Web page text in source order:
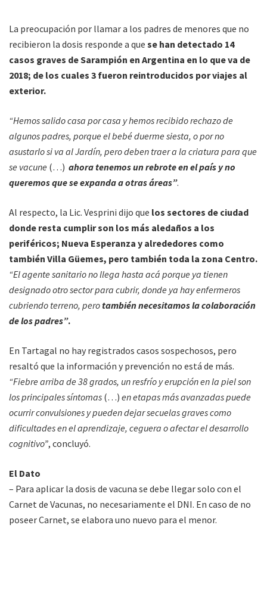
La preocupación por llamar a los padres de menores que no
recibieron la dosis responde a que se han detectado 14
casos graves de Sarampión en Argentina en lo que va de
2018; de los cuales 3 fueron reintroducidos por viajes al
exterior.
“Hemos salido casa por casa y hemos recibido rechazo de
algunos padres, porque el bebé duerme siesta, o por no
asustarlo si va al Jardín, pero deben traer a la criatura para que
se vacune (…) ahora tenemos un rebrote en el país y no
queremos que se expanda a otras áreas”.
Al respecto, la Lic. Vesprini dijo que los sectores de ciudad
donde resta cumplir son los más aledaños a los
periféricos; Nueva Esperanza y alrededores como
también Villa Güemes, pero también toda la zona Centro.
“El agente sanitario no llega hasta acá porque ya tienen
designado otro sector para cubrir, donde ya hay enfermeros
cubriendo terreno, perotambién necesitamos la colaboración
de los padres”.
En Tartagal no hay registrados casos sospechosos, pero
resaltó que la información y prevención no está de más.
“Fiebre arriba de 38 grados, un resfrío y erupción en la piel son
los principales síntomas (…) en etapas más avanzadas puede
ocurrir convulsiones y pueden dejar secuelas graves como
dificultades en el aprendizaje, ceguera o afectar el desarrollo
cognitivo”, concluyó.
El Dato
– Para aplicar la dosis de vacuna se debe llegar solo con el
Carnet de Vacunas, no necesariamente el DNI. En caso de no
poseer Carnet, se elabora uno nuevo para el menor.